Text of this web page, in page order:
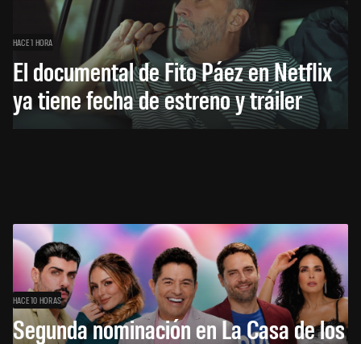
HACE 1 HORA
El documental de Fito Páez en Netflix
ya tiene fecha de estreno y tráiler
HACE 10 HORAS
Segunda nominación en La Casa de los